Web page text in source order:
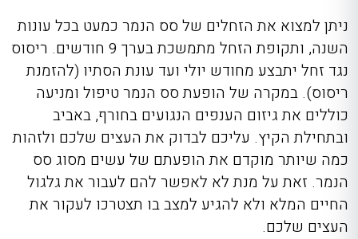
ניתן למצוא את הזחלים של סס הנמר כמעט בכל עונות
השנה, ותקופת הזחל מתמשכת בערך 9 חודשים. ריסוס
נגד זחל יתבצע מחודש יולי ועד עונת הסתיו (להזמנת
ריסוס). במקרה של הופעתסס הנמר טיפול ומניעה
כוללים את גיזום הענפים הנגועים בחורף, באביב
ובתחילת הקיץ. עליכם לבדוק את העצים שלכם ולזהות
כמה שיותר מוקדם את הופעתם של עשים מסוג סס
הנמר. זאת על מנת לא לאפשר להם לעבור את גלגול
החיים המלא ולא להגיע למצב בו תצטרכו לעקור את
העצים שלכם.